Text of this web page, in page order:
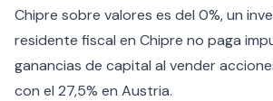
Chipre sobre valores es del 0%, un
residente fiscal en Chipre no paga
ganancias de capital al vender
con el 27,5% en Austria.